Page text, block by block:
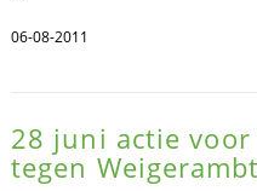
06-08-2011
28 juni actie
tegen